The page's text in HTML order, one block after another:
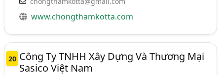
www.chongthamkotta.com
20 Công Ty TNHH Xây Dựng Và Thương Mại
Sasico Việt Nam